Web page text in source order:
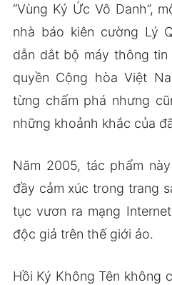
“Vùng Ký Ức Vô Danh”,
nhà báo kiên cường Lý
dẫn dắt bộ máy thông
quyền Cộng hòa Việt
từng chấm phá nhưng
những khoảnh khắc của
Năm 2005, tác phẩm
đầy cảm xúc trong trang
tục vươn ra mạng
độc giả trên thế giới ảo.
Hồi Ký Không Tên không